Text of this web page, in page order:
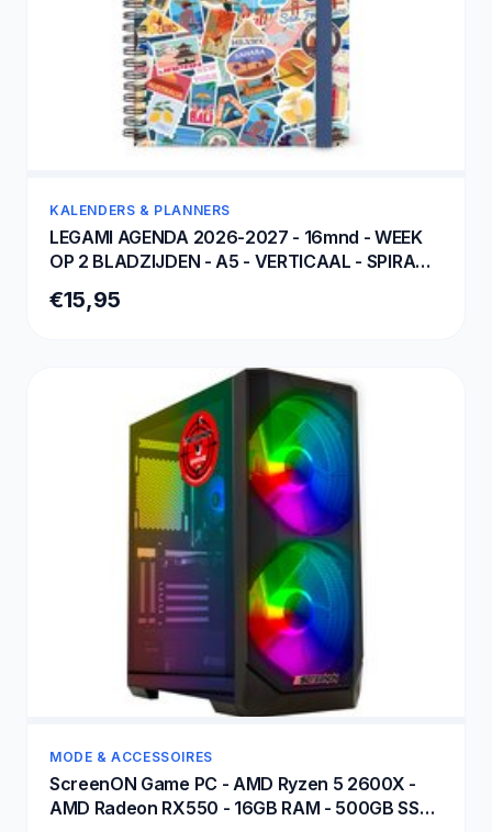
KALENDERS & PLANNERS
LEGAMI AGENDA 2026-2027 - 16mnd - WEEK
OP 2 BLADZIJDEN - A5 - VERTICAAL - SPIRAAL
€15,95
MODE & ACCESSOIRES
ScreenON Game PC - AMD Ryzen 5 2600X -
AMD Radeon RX550 - 16GB RAM - 500GB SSD